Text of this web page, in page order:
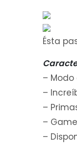
Ésta
–
–
–
–
–